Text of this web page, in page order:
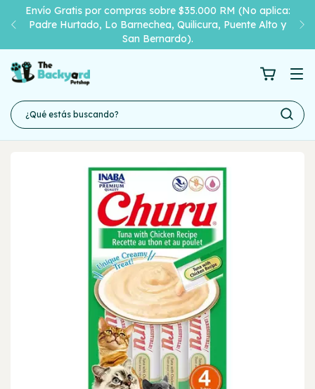
Envío Gratis por compras sobre $35.000 RM (No aplica:
Padre Hurtado, Lo Barnechea, Quilicura, Puente Alto y
San Bernardo).